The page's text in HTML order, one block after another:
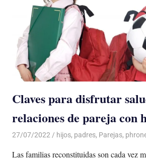
Claves para disfrutar
relaciones de pareja con
27/07/2022 De todo un Poco
hijos, padres, Parejas,
Las familias reconstituidas son cada vez